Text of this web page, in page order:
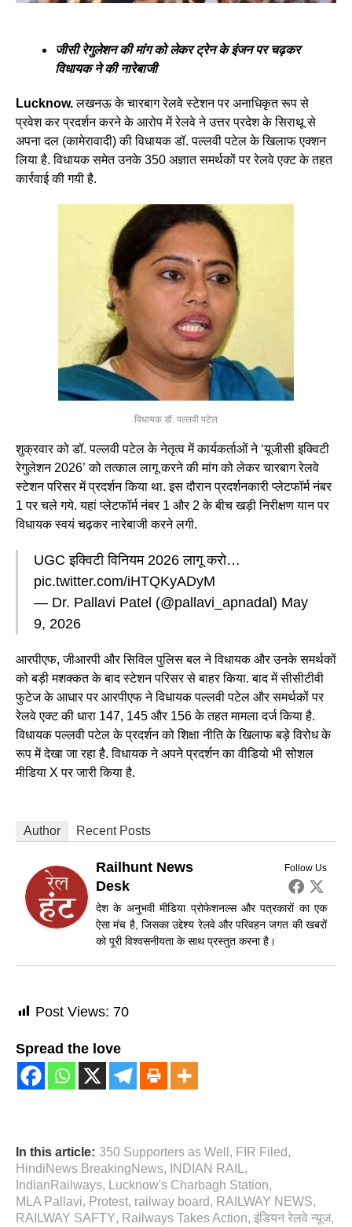
जीसी रेगुलेशन की मांग को लेकर ट्रेन के इंजन पर चढ़कर
विधायक ने की नारेबाजी
Lucknow.लखनऊ के चारबाग रेलवे स्टेशन पर अनाधिकृत रूप से
प्रवेश कर प्रदर्शन करने के आरोप में रेलवे ने उत्तर प्रदेश के सिराथू से
अपना दल (कामेरावादी) की विधायक डॉ. पल्लवी पटेल के खिलाफ एक्शन
लिया है. विधायक समेत उनके 350 अज्ञात समर्थकों पर रेलवे एक्ट के तहत
कार्रवाई की गयी है.
विधायक डॉ. पल्लवी पटेल
शुक्रवार को डॉ. पल्लवी पटेल के नेतृत्व में कार्यकर्ताओं ने ‘यूजीसी इक्विटी
रेगुलेशन 2026’ को तत्काल लागू करने की मांग को लेकर चारबाग रेलवे
स्टेशन परिसर में प्रदर्शन किया था. इस दौरान प्रदर्शनकारी प्लेटफॉर्म नंबर
1 पर चले गये. यहां प्लेटफॉर्म नंबर 1 और 2 के बीच खड़ी निरीक्षण यान पर
विधायक स्वयं चढ़कर नारेबाजी करने लगी.
UGC इक्विटी विनियम 2026 लागू करो…
pic.twitter.com/iHTQKyADyM
— Dr. Pallavi Patel (@pallavi_apnadal) May
9, 2026
आरपीएफ, जीआरपी और सिविल पुलिस बल ने विधायक और उनके समर्थकों
को बड़ी मशक्कत के बाद स्टेशन परिसर से बाहर किया. बाद में सीसीटीवी
फुटेज के आधार पर आरपीएफ ने विधायक पल्लवी पटेल और समर्थकों पर
रेलवे एक्ट की धारा 147, 145 और 156 के तहत मामला दर्ज किया है.
विधायक पल्लवी पटेल के प्रदर्शन को शिक्षा नीति के खिलाफ बड़े विरोध के
रूप में देखा जा रहा है. विधायक ने अपने प्रदर्शन का वीडियो भी सोशल
मीडिया X पर जारी किया है.
Author Recent Posts
Follow Us
Railhunt News
Desk
देश के अनुभवी मीडिया प्रोफेशनल्स और पत्रकारों का एक
ऐसा मंच है, जिसका उद्देश्य रेलवे और परिवहन जगत की खबरों
को पूरी विश्वसनीयता के साथ प्रस्तुत करना है।
Post Views: 70
Spread the love
In this article: 350 Supporters as Well , FIR Filed,
HindiNews BreakingNews, INDIAN RAIL ,
IndianRailways, Lucknow's Charbagh Station,
MLA Pallavi, Protest, railway board, RAILWAY NEWS,
RAILWAY SAFTY, Railways Takes Action, इंडियन रेलवे न्यूज,